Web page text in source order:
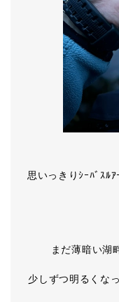
思いっきりｼｰﾊﾞｽﾙ
まだ薄暗い湖
少しずつ明るくな